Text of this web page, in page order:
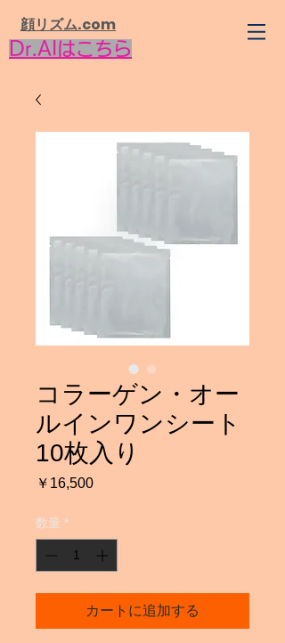
​顔リズム.com
Dr.AIはこちら
コラーゲン・オー
ルインワンシート
10枚入り
￥16,500価
数量 *
カートに追加する